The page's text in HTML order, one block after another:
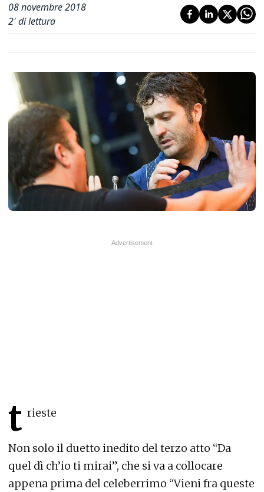
08 novembre 2018
2' di lettura
t rieste
Non solo il duetto inedito del terzo atto “Da
quel dì ch’io ti mirai”, che si va a collocare
appena prima del celeberrimo “Vieni fra queste